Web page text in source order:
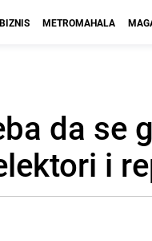
BIZNIS METROMAHALA
da se
i